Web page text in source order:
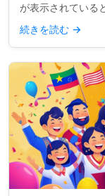
が表示されている
す。「イースター
記念日...
続きを読む →